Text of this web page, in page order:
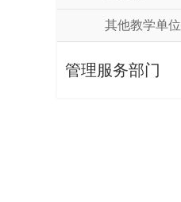
其他教学单位
管理服务部门